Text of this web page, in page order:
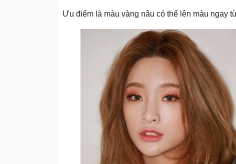
Ưu điểm là màu vàng nâu có thể lên màu ngay